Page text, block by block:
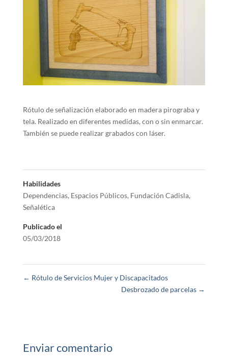
Rótulo de señalización elaborado en madera pirograba y
tela. Realizado en diferentes medidas, con o sin enmarcar.
También se puede realizar grabados con láser.
Habilidades
Dependencias, Espacios Públicos, Fundación Cadisla,
Señalética
Publicado el
05/03/2018
← Rótulo de Servicios Mujer y Discapacitados
Desbrozado de parcelas →
Enviar comentario